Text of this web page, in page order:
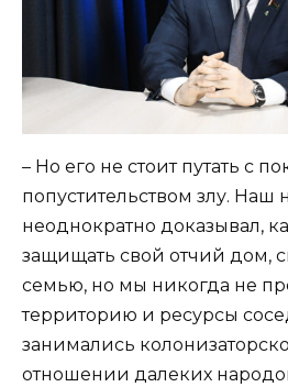
– Но его не стоит путать с
попустительством злу. Наш
неоднократно доказывал,
защищать свой отчий дом,
семью, но мы никогда не
территорию и ресурсы
занимались
отношении далеких